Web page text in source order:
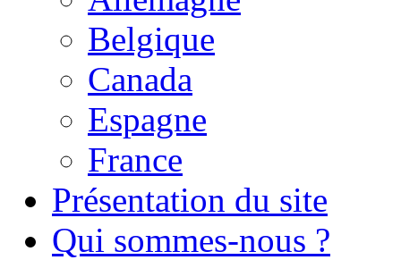
Belgique
Canada
Espagne
France
Présentation du site
Qui sommes-nous ?